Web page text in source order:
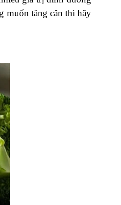
muốn tăng cân thì hãy